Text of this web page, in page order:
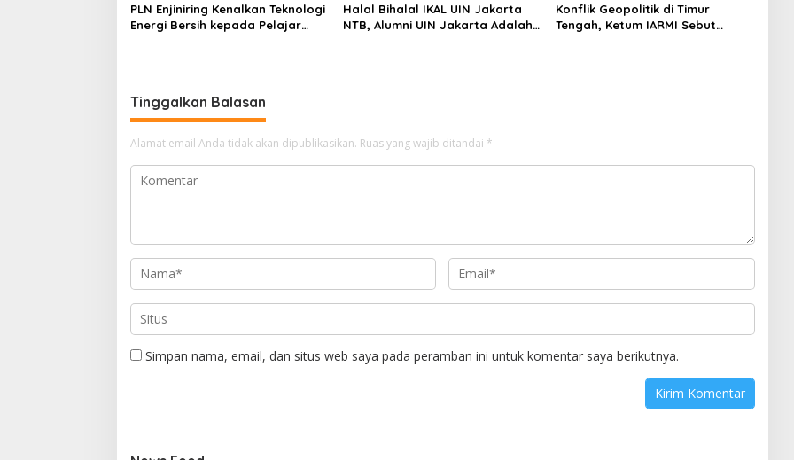
PLN Enjiniring Kenalkan Teknologi
Energi Bersih kepada Pelajar
Halal Bihalal IKAL UIN Jakarta
NTB, Alumni UIN Jakarta Adalah
Konflik Geopolitik di Timur
Tengah, Ketum IARMI Sebut
Tinggalkan Balasan
Alamat email Anda tidak akan dipublikasikan. Ruas yang wajib ditandai *
Simpan nama, email, dan situs web saya pada peramban ini untuk komentar saya berikutnya.